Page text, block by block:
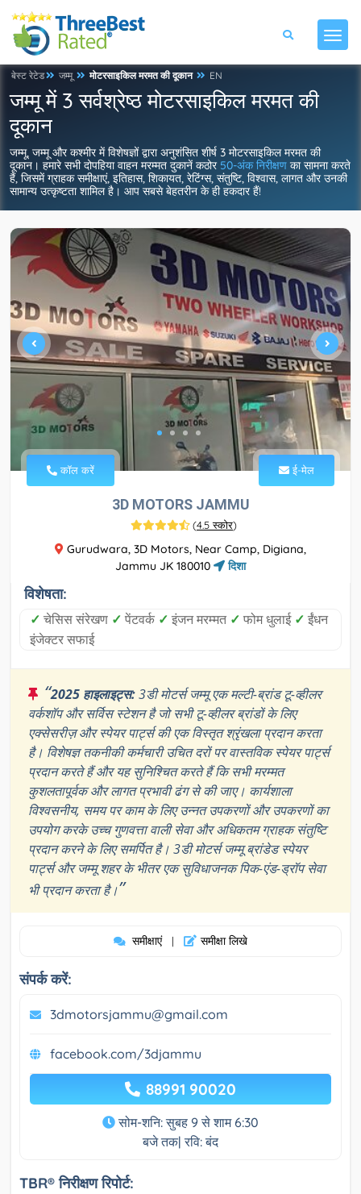
बेस्ट रेटेड जम्मू मोटरसाइकिल मरमत की दूकान EN
जम्मू में 3 सर्वश्रेष्ठ मोटरसाइकिल मरमत की
दूकान
जम्मू, जम्मू और कश्मीर में विशेषज्ञों द्वारा अनुशंसित शीर्ष 3 मोटरसाइकिल मरमत की
दूकान। हमारे सभी दोपहिया वाहन मरम्मत दुकानें कठोर 50-अंक निरीक्षण का सामना करते
हैं, जिसमें ग्राहक समीक्षाएं, इतिहास, शिकायत, रेटिंग्स, संतुष्टि, विश्वास, लागत और उनकी
सामान्य उत्कृष्टता शामिल है। आप सबसे बेहतरीन के ही हकदार हैं!
कॉल करें ई-मेल
3D MOTORS JAMMU
(4.5 स्कोर)
Gurudwara, 3D Motors, Near Camp, Digiana,
Jammu JK 180010
दिशा
विशेषता:
✓ चेसिस संरेखण ✓ पेंटवर्क ✓ इंजन मरम्मत ✓ फोम धुलाई ✓ ईंधन
इंजेक्टर सफाई
“2025 हाइलाइट्स:3डी मोटर्स जम्मू एक मल्टी-ब्रांड टू-व्हीलर
वर्कशॉप और सर्विस स्टेशन है जो सभी टू-व्हीलर ब्रांडों के लिए
एक्सेसरीज़ और स्पेयर पार्ट्स की एक विस्तृत श्रृंखला प्रदान करता
है। विशेषज्ञ तकनीकी कर्मचारी उचित दरों पर वास्तविक स्पेयर पार्ट्स
प्रदान करते हैं और यह सुनिश्चित करते हैं कि सभी मरम्मत
कुशलतापूर्वक और लागत प्रभावी ढंग से की जाए। कार्यशाला
विश्वसनीय, समय पर काम के लिए उन्नत उपकरणों और उपकरणों का
उपयोग करके उच्च गुणवत्ता वाली सेवा और अधिकतम ग्राहक संतुष्टि
प्रदान करने के लिए समर्पित है। 3डी मोटर्स जम्मू ब्रांडेड स्पेयर
पार्ट्स और जम्मू शहर के भीतर एक सुविधाजनक पिक-एंड-ड्रॉप सेवा
भी प्रदान करता है।”
समीक्षाएं | समीक्षा लिखे
संपर्क करें:
3dmotorsjammu@gmail.com
facebook.com/3djammu
88991 90020
सोम-शनि: सुबह 9 से शाम 6:30
बजे तक| रवि: बंद
TBR® निरीक्षण रिपोर्ट: